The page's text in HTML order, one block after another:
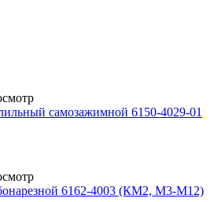
самозажимной 6150-4029-01
6162-4003 (КМ2, М3-М12)